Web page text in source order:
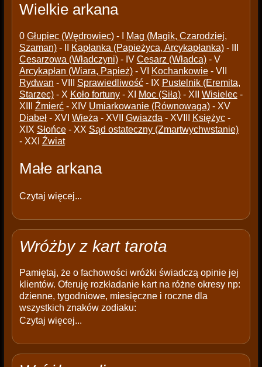
Wielkie arkana
0 Głupiec (Wędrowiec)- I
Mag (Magik, Czarodziej,
Szaman)- II Kapłanka (Papieżyca, Arcykapłanka)- III
Cesarzowa (Władczyni)- IV Cesarz (Władca)- V
Arcykapłan (Wiara, Papież)- VI Kochankowie- VII
Rydwan - VIII Sprawiedliwość- IX Pustelnik (Eremita,
Starzec)- X Koło fortuny- XI Moc (Siła)- XII Wisielec-
XIII Źmierć- XIV Umiarkowanie (Równowaga)- XV
Diabeł- XVI Wieża - XVII Gwiazda - XVIII Księżyc-
XIX Słońce- XX Sąd ostateczny (Zmartwychwstanie)
- XXI Źwiat
Małe arkana
Czytaj więcej...
Wróżby z kart tarota
Pamiętaj, że o fachowości wróżki świadczą opinie jej
klientów. Oferuję rozkładanie kart na różne okresy np:
dzienne, tygodniowe, miesięczne i roczne dla
wszystkich znaków zodiaku:
Czytaj więcej...